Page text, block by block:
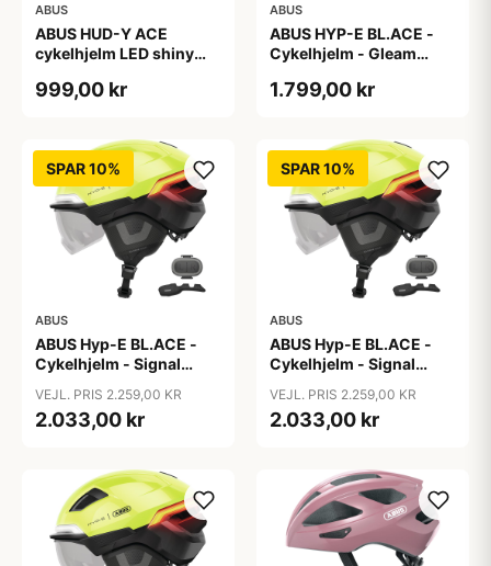
ABUS
ABUS HUD-Y ACE
cykelhjelm LED shiny
999,00 kr
ABUS
ABUS HYP-E BL.ACE -
Cykelhjelm - Gleam
1.799,00 kr
SPAR 10%
ABUS
ABUS Hyp-E BL.ACE -
Cykelhjelm - Signal
VEJL. PRIS 2.259,00 KR
2.033,00 kr
SPAR 10%
ABUS
ABUS Hyp-E BL.ACE -
Cykelhjelm - Signal
cm
VEJL. PRIS 2.259,00 KR
2.033,00 kr